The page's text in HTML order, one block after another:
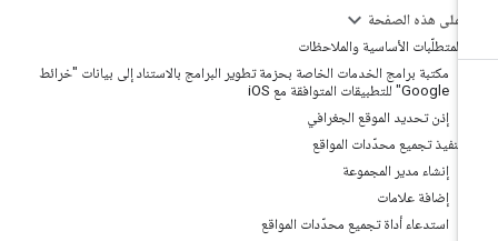
على هذه الصفحة
المتطلّبات الأساسية والملاحظات
مكتبة برامج الخدمات الخاصة بحزمة تطوير البرامج بالاستناد إلى بيانات "خرائط
Google" للتطبيقات المتوافقة مع iOS
إذن تحديد الموقع الجغرافي
تنفيذ تجميع محدّدات المواقع
إنشاء مدير المجموعة
إضافة علامات
استدعاء أداة تجميع محدّدات المواقع